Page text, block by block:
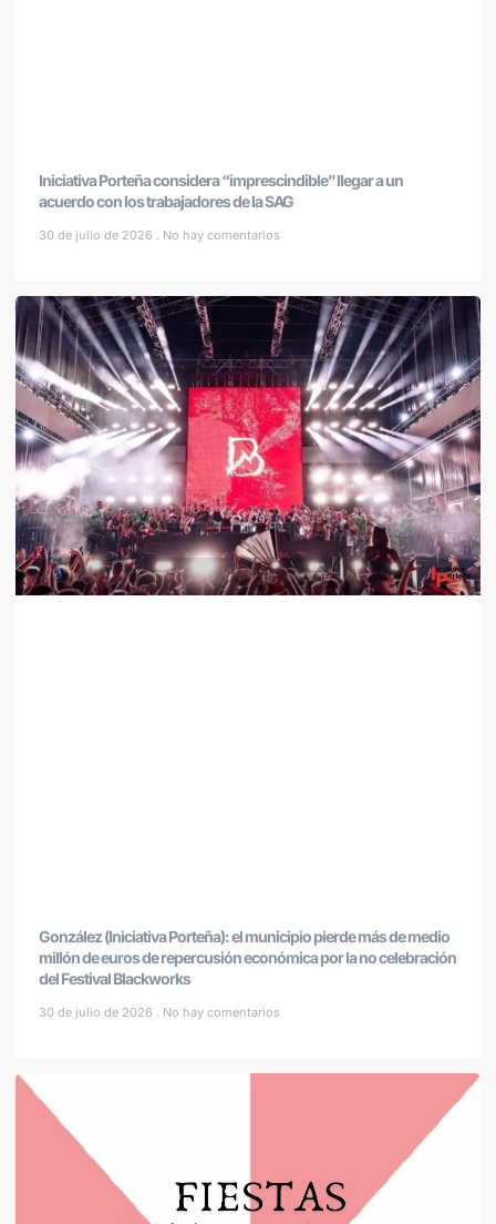
Iniciativa Porteña considera “imprescindible” llegar a un
acuerdo con los trabajadores de la SAG
30 de julio de 2026 No hay comentarios
González (Iniciativa Porteña): el municipio pierde más de medio
millón de euros de repercusión económica por la no celebración
del Festival Blackworks
30 de julio de 2026 No hay comentarios